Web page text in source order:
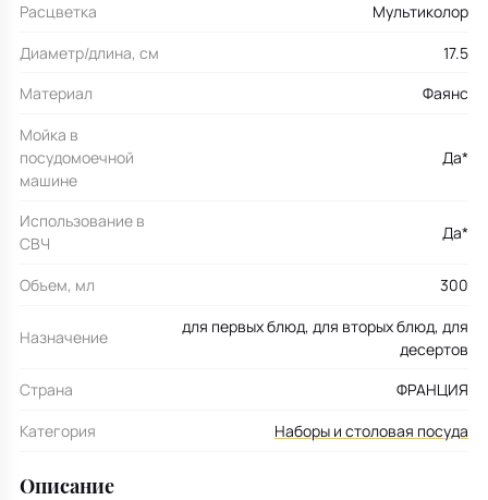
Расцветка
Мультиколор
Диаметр/длина, см
17.5
Материал
Фаянс
Мойка в
посудомоечной
машине
Да*
Использование в
СВЧ
Да*
Объем, мл 300
Назначение
для первых блюд, для вторых блюд, для
десертов
Страна
ФРАНЦИЯ
Категория
Наборы и столовая посуда
Описание